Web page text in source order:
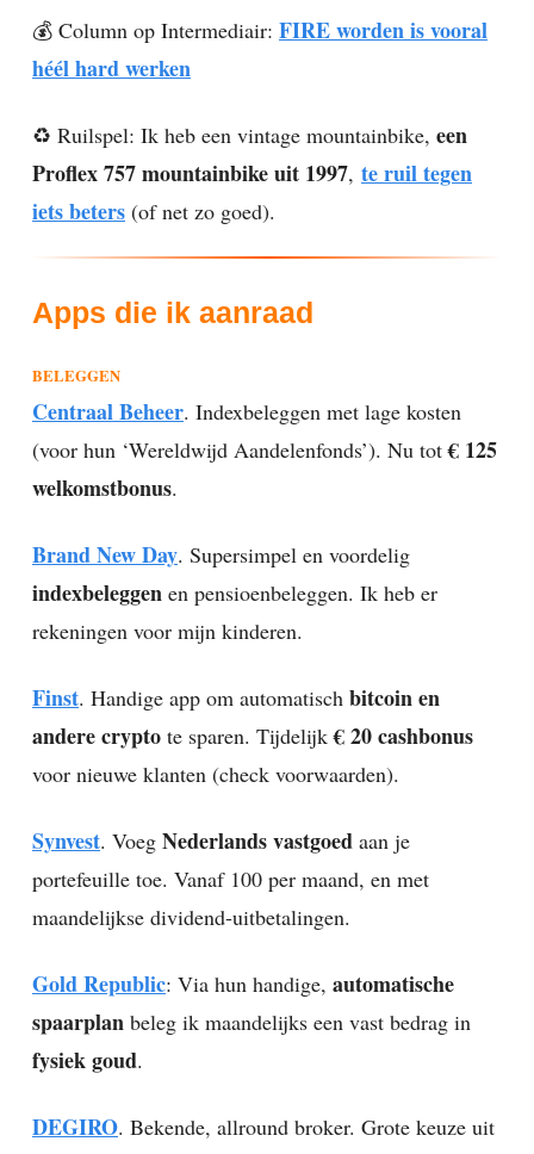
💰 Column op Intermediair: FIRE worden is vooral
héél hard werken
♻️ Ruilspel: Ik heb een vintage mountainbike, een
Proflex 757 mountainbike uit 1997, te ruil tegen
iets beters (of net zo goed).
Apps die ik aanraad
BELEGGEN
Centraal Beheer. Indexbeleggen met lage kosten
(voor hun ‘Wereldwijd Aandelenfonds’). Nu tot€ 125
welkomstbonus.
Brand New Day. Supersimpel en voordelig
indexbeleggen en pensioenbeleggen. Ik heb er
rekeningen voor mijn kinderen.
Finst. Handige app om automatisch bitcoin en
andere crypto te sparen. Tijdelijk€ 20 cashbonus
voor nieuwe klanten (check voorwaarden).
Synvest. Voeg Nederlands vastgoed aan je
portefeuille toe. Vanaf 100 per maand, en met
maandelijkse dividend-uitbetalingen.
Gold Republic: Via hun handige, automatische
spaarplan beleg ik maandelijks een vast bedrag in
fysiek goud.
DEGIRO. Bekende, allround broker. Grote keuze uit